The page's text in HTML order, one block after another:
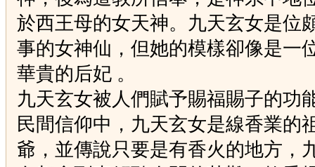
於西王母的女天神。九天玄女是位
事的女神仙，但她的模樣卻像是一
華貴的后妃 。
九天玄女被人們賦予賜福賜子的功
民間信仰中，九天玄女是線香業的
爺，並傳說只要是有香火的地方，